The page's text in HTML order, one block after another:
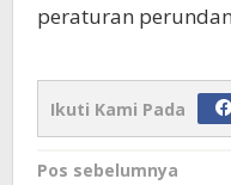
peraturan
Ikuti Kami Pada
Navigasi
Pos sebelumnya